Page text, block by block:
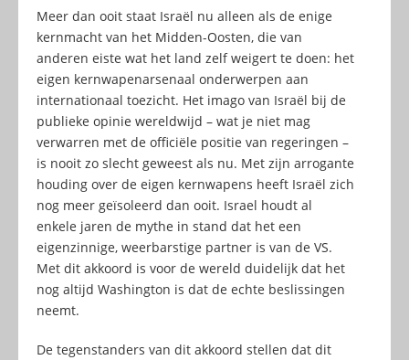
Meer dan ooit staat Israël nu alleen als de enige
kernmacht van het Midden-Oosten, die van
anderen eiste wat het land zelf weigert te doen: het
eigen kernwapenarsenaal onderwerpen aan
internationaal toezicht. Het imago van Israël bij de
publieke opinie wereldwijd – wat je niet mag
verwarren met de officiële positie van regeringen –
is nooit zo slecht geweest als nu. Met zijn arrogante
houding over de eigen kernwapens heeft Israël zich
nog meer geïsoleerd dan ooit. Israel houdt al
enkele jaren de mythe in stand dat het een
eigenzinnige, weerbarstige partner is van de VS.
Met dit akkoord is voor de wereld duidelijk dat het
nog altijd Washington is dat de echte beslissingen
neemt.
De tegenstanders van dit akkoord stellen dat dit